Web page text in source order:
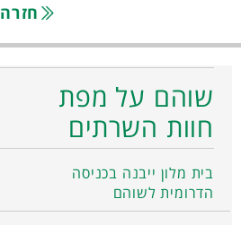
חזרה
שוהם על מפת
חוות השרתים
בית מלון ייבנה בכניסה
הדרומית לשוהם